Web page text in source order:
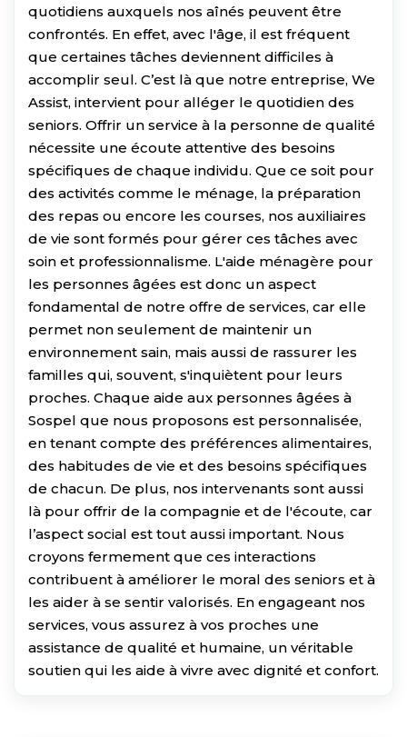
quotidiens auxquels nos aînés peuvent être
confrontés. En effet, avec l'âge, il est fréquent
que certaines tâches deviennent difficiles à
accomplir seul. C’est là que notre entreprise, We
Assist, intervient pour alléger le quotidien des
seniors. Offrir un service à la personne de qualité
nécessite une écoute attentive des besoins
spécifiques de chaque individu. Que ce soit pour
des activités comme le ménage, la préparation
des repas ou encore les courses, nos auxiliaires
de vie sont formés pour gérer ces tâches avec
soin et professionnalisme. L'aide ménagère pour
les personnes âgées est donc un aspect
fondamental de notre offre de services, car elle
permet non seulement de maintenir un
environnement sain, mais aussi de rassurer les
familles qui, souvent, s'inquiètent pour leurs
proches. Chaque aide aux personnes âgées à
Sospel que nous proposons est personnalisée,
en tenant compte des préférences alimentaires,
des habitudes de vie et des besoins spécifiques
de chacun. De plus, nos intervenants sont aussi
là pour offrir de la compagnie et de l'écoute, car
l’aspect social est tout aussi important. Nous
croyons fermement que ces interactions
contribuent à améliorer le moral des seniors et à
les aider à se sentir valorisés. En engageant nos
services, vous assurez à vos proches une
assistance de qualité et humaine, un véritable
soutien qui les aide à vivre avec dignité et confort.